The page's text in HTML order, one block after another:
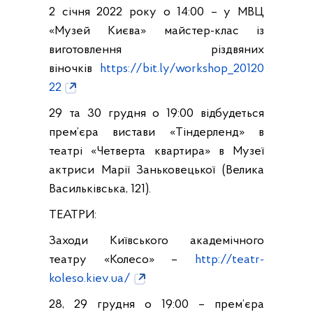
2 січня 2022 року о 14:00 – у МВЦ
«Музей Києва» майстер-клас із
виготовлення різдвяних
віночків https://bit.ly/workshop_20120
22
29 та 30 грудня о 19:00 відбудеться
прем’єра вистави «Тіндерленд» в
театрі «Четверта квартира» в Музеї
актриси Марії Заньковецької (Велика
Васильківська, 121).
ТЕАТРИ:
Заходи Київського академічного
театру «Колесо» – http://teatr-
koleso.kiev.ua/
28, 29 грудня о 19:00 – прем’єра